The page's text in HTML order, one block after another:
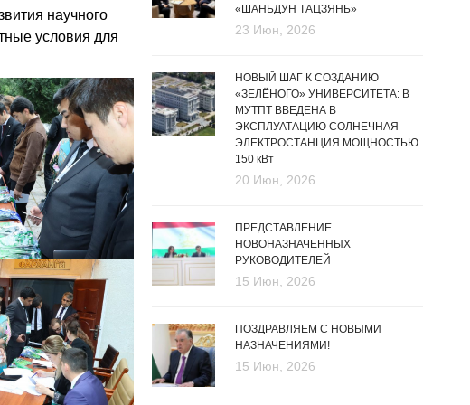
научного
условия для
«ШАНЬДУН ТАЦЗЯНЬ»
23 Июн, 2026
НОВЫЙ ШАГ К СОЗДАНИЮ
«ЗЕЛЁНОГО» УНИВЕРСИТЕТА: В
МУТПТ ВВЕДЕНА В
ЭКСПЛУАТАЦИЮ СОЛНЕЧНАЯ
ЭЛЕКТРОСТАНЦИЯ МОЩНОСТЬЮ
150 кВт
20 Июн, 2026
ПРЕДСТАВЛЕНИЕ
НОВОНАЗНАЧЕННЫХ
РУКОВОДИТЕЛЕЙ
15 Июн, 2026
ПОЗДРАВЛЯЕМ С НОВЫМИ
НАЗНАЧЕНИЯМИ!
15 Июн, 2026